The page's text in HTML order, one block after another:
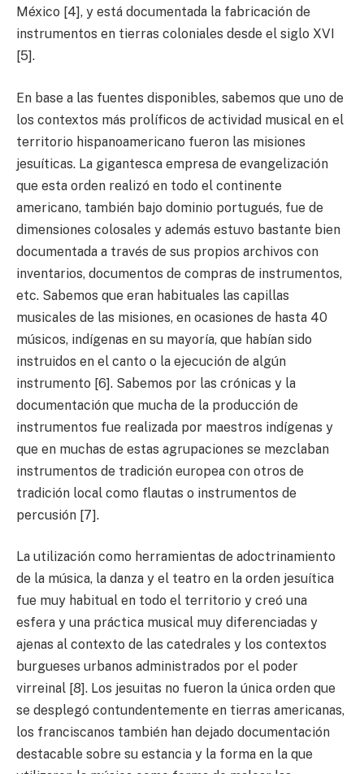
México [4], y está documentada la fabricación de
instrumentos en tierras coloniales desde el siglo XVI
[5].
En base a las fuentes disponibles, sabemos que uno de
los contextos más prolíficos de actividad musical en el
territorio hispanoamericano fueron las misiones
jesuíticas. La gigantesca empresa de evangelización
que esta orden realizó en todo el continente
americano, también bajo dominio portugués, fue de
dimensiones colosales y además estuvo bastante bien
documentada a través de sus propios archivos con
inventarios, documentos de compras de instrumentos,
etc. Sabemos que eran habituales las capillas
musicales de las misiones, en ocasiones de hasta 40
músicos, indígenas en su mayoría, que habían sido
instruidos en el canto o la ejecución de algún
instrumento [6]. Sabemos por las crónicas y la
documentación que mucha de la producción de
instrumentos fue realizada por maestros indígenas y
que en muchas de estas agrupaciones se mezclaban
instrumentos de tradición europea con otros de
tradición local como flautas o instrumentos de
percusión [7].
La utilización como herramientas de adoctrinamiento
de la música, la danza y el teatro en la orden jesuítica
fue muy habitual en todo el territorio y creó una
esfera y una práctica musical muy diferenciadas y
ajenas al contexto de las catedrales y los contextos
burgueses urbanos administrados por el poder
virreinal [8]. Los jesuitas no fueron la única orden que
se desplegó contundentemente en tierras americanas,
los franciscanos también han dejado documentación
destacable sobre su estancia y la forma en la que